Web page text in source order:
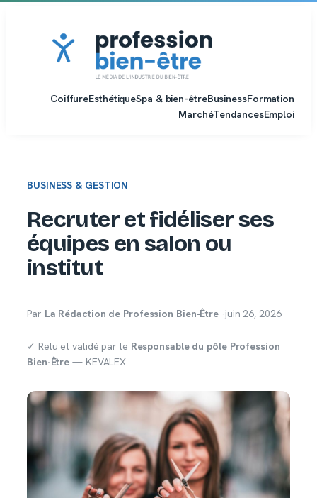
CoiffureEsthétiqueSpa & bien-êtreBusinessFormation
MarchéTendancesEmploi
BUSINESS & GESTION
Recruter et fidéliser ses
équipes en salon ou
institut
Par La Rédaction de Profession Bien-Être ·juin 26, 2026
✓ Relu et validé par le Responsable du pôle Profession
Bien-Être — KEVALEX